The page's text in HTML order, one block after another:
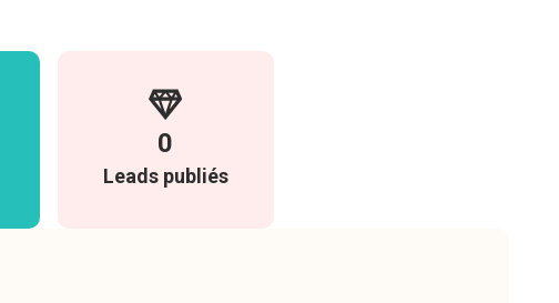
0
Leads publiés